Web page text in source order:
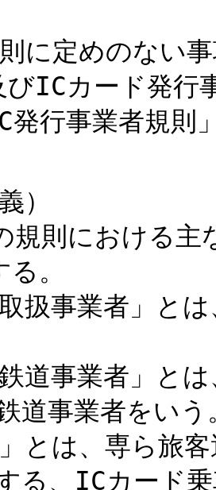
に定めのない
びICカード発行
発行事業者規
）
則における主
。
事業者」とは
事業者」とは
道事業者をいう
とは、専ら旅客
る、ICカード